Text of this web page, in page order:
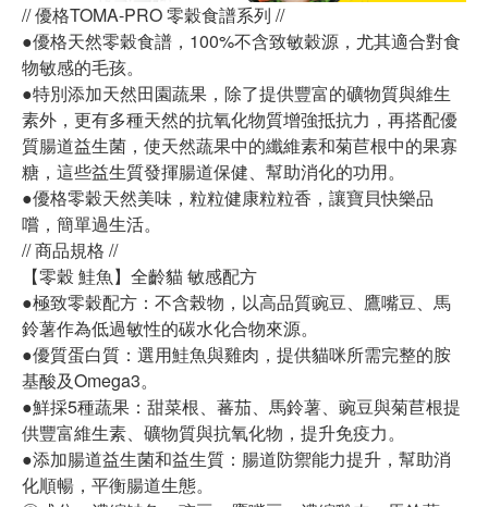
// 優格TOMA-PRO 零穀食譜系列 //
●優格天然零穀食譜，100%不含致敏穀源，尤其適合對食
物敏感的毛孩。
●特別添加天然田園蔬果，除了提供豐富的礦物質與維生
素外，更有多種天然的抗氧化物質增強抵抗力，再搭配優
質腸道益生菌，使天然蔬果中的纖維素和菊苣根中的果寡
糖，這些益生質發揮腸道保健、幫助消化的功用。
●優格零穀天然美味，粒粒健康粒粒香，讓寶貝快樂品
嚐，簡單過生活。
// 商品規格 //
【零穀 鮭魚】全齡貓 敏感配方
●極致零穀配方：不含榖物，以高品質豌豆、鷹嘴豆、馬
鈴薯作為低過敏性的碳水化合物來源。
●優質蛋白質：選用鮭魚與雞肉，提供貓咪所需完整的胺
基酸及Omega3。
●鮮採5種蔬果：甜菜根、蕃茄、馬鈴薯、豌豆與菊苣根提
供豐富維生素、礦物質與抗氧化物，提升免疫力。
●添加腸道益生菌和益生質：腸道防禦能力提升，幫助消
化順暢，平衡腸道生態。